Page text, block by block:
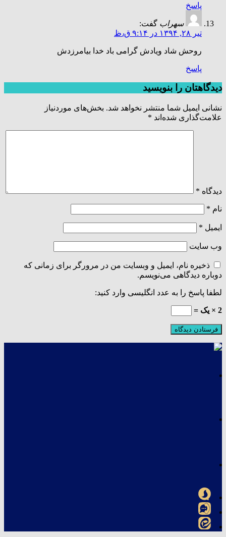
پاسخ
سهراب گفت:
تیر ۲۸, ۱۳۹۴ در ۹:۱۴ ق٫ظ
روحش شاد ویادش گرامی باد خدا بیامرزدش
پاسخ
دیدگاهتان را بنویسید
نشانی ایمیل شما منتشر نخواهد شد. بخش‌های موردنیاز
علامت‌گذاری شده‌اند *
دیدگاه *
نام *
ایمیل *
وب‌ سایت
ذخیره نام، ایمیل و وبسایت من در مرورگر برای زمانی که
دوباره دیدگاهی می‌نویسم.
لطفا پاسخ را به عدد انگلیسی وارد کنید:
2 × یک =